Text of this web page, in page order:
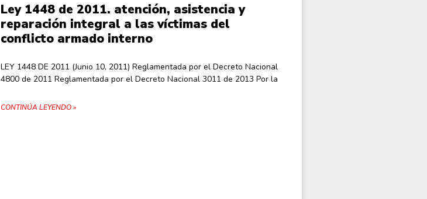
Ley 1448 de 2011. atención, asistencia y
reparación integral a las víctimas del
conflicto armado interno
LEY 1448 DE 2011 (Junio 10, 2011) Reglamentada por el Decreto Nacional
4800 de 2011 Reglamentada por el Decreto Nacional 3011 de 2013 Por la
CONTINÚA LEYENDO »